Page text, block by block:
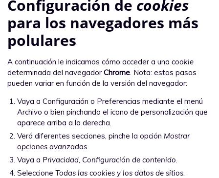
Configuración de cookies
para los navegadores más
polulares
A continuación le indicamos cómo acceder a una cookie
determinada del navegador Chrome. Nota: estos pasos
pueden variar en función de la versión del navegador:
Vaya a Configuración o Preferencias mediante el menú
Archivo o bien pinchando el icono de personalización que
aparece arriba a la derecha.
Verá diferentes secciones, pinche la opción Mostrar
opciones avanzadas.
Vaya a Privacidad, Configuración de contenido.
Seleccione Todas las cookies y los datos de sitios.